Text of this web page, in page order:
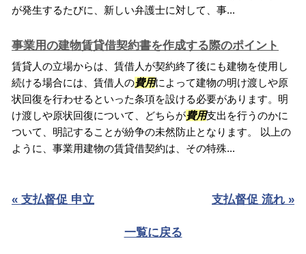
が発生するたびに、新しい弁護士に対して、事...
事業用の建物賃貸借契約書を作成する際のポイント
賃貸人の立場からは、賃借人が契約終了後にも建物を使用し
続ける場合には、賃借人の費用によって建物の明け渡しや原
状回復を行わせるといった条項を設ける必要があります。明
け渡しや原状回復について、どちらが費用支出を行うのかに
ついて、明記することが紛争の未然防止となります。 以上の
ように、事業用建物の賃貸借契約は、その特殊...
« 支払督促 申立 支払督促 流れ »
一覧に戻る